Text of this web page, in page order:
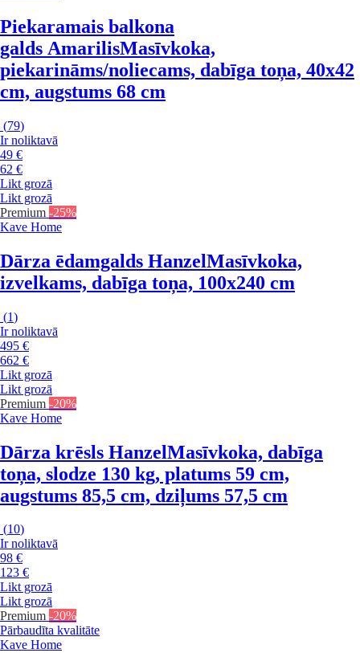
Piekaramais balkona
galds AmarilisMasīvkoka,
piekarināms/noliecams, dabīga toņa, 40x42
cm, augstums 68 cm
(79)
Ir noliktavā
49 €
62 €
Likt grozā
Likt grozā
Premium -25%
Kave Home
Dārza ēdamgalds HanzelMasīvkoka,
izvelkams, dabīga toņa, 100x240 cm
(1)
Ir noliktavā
495 €
662 €
Likt grozā
Likt grozā
Premium -20%
Kave Home
Dārza krēsls HanzelMasīvkoka, dabīga
toņa, slodze 130 kg, platums 59 cm,
augstums 85,5 cm, dziļums 57,5 cm
(10)
Ir noliktavā
98 €
123 €
Likt grozā
Likt grozā
Premium -20%
Pārbaudīta kvalitāte
Kave Home